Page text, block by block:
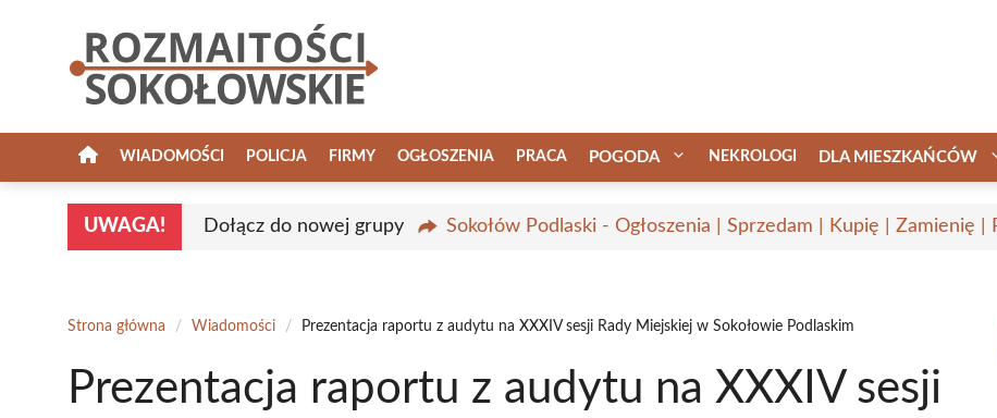
WIADOMOŚCI POLICJA FIRMY OGŁOSZENIA PRACA POGODA NEKROLOGI DLA MIESZKAŃCÓW
UWAGA! Dołącz do nowej grupy Sokołów Podlaski - Ogłoszenia | Sprzedam | Kupię | Zamienię |
Strona główna / Wiadomości / Prezentacja raportu z audytu na XXXIV sesji Rady Miejskiej w Sokołowie Podlaskim
Prezentacja raportu z audytu na XXXIV sesji